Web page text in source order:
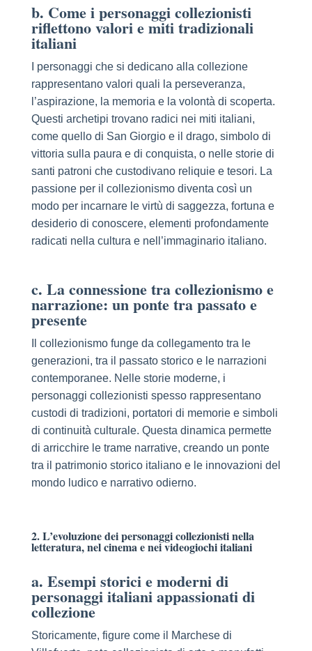
b. Come i personaggi collezionisti
riflettono valori e miti tradizionali
italiani
I personaggi che si dedicano alla collezione
rappresentano valori quali la perseveranza,
l’aspirazione, la memoria e la volontà di scoperta.
Questi archetipi trovano radici nei miti italiani,
come quello di San Giorgio e il drago, simbolo di
vittoria sulla paura e di conquista, o nelle storie di
santi patroni che custodivano reliquie e tesori. La
passione per il collezionismo diventa così un
modo per incarnare le virtù di saggezza, fortuna e
desiderio di conoscere, elementi profondamente
radicati nella cultura e nell’immaginario italiano.
c. La connessione tra collezionismo e
narrazione: un ponte tra passato e
presente
Il collezionismo funge da collegamento tra le
generazioni, tra il passato storico e le narrazioni
contemporanee. Nelle storie moderne, i
personaggi collezionisti spesso rappresentano
custodi di tradizioni, portatori di memorie e simboli
di continuità culturale. Questa dinamica permette
di arricchire le trame narrative, creando un ponte
tra il patrimonio storico italiano e le innovazioni del
mondo ludico e narrativo odierno.
2. L’evoluzione dei personaggi collezionisti nella
letteratura, nel cinema e nei videogiochi italiani
a. Esempi storici e moderni di
personaggi italiani appassionati di
collezione
Storicamente, figure come il Marchese di